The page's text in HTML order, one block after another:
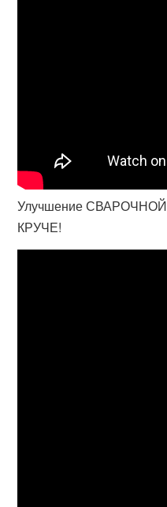
Улучшение СВАРОЧНОЙ
КРУЧЕ!